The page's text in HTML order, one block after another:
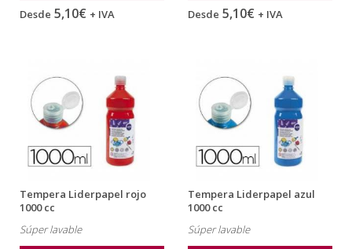
Desde 5,10€ + IVA Desde 5,10€ + IVA
Tempera Liderpapel rojo
1000 cc
Súper lavable
Tempera Liderpapel azul
1000 cc
Súper lavable